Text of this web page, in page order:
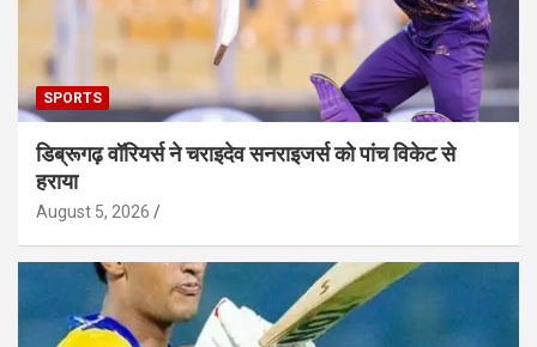
SPORTS
डिब्रूगढ़ वॉरियर्स ने चराइदेव सनराइजर्स को पांच विकेट से
हराया
August 5, 2026